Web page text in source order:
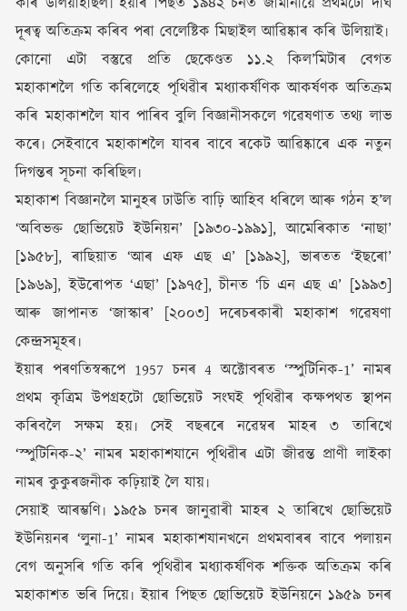
দূৰত্ব অতিক্ৰম কৰিব পৰা বেলেষ্টিক মিছাইল আৱিষ্কাৰ কৰি উলিয়াই৷
কোনো এটা বস্তুৱে প্ৰতি ছেকেণ্ডত ১১.২ কিল’মিটাৰ বেগত
মহাকাশলৈ গতি কৰিলেহে পৃথিৱীৰ মধ্যাকৰ্ষণিক আকৰ্ষণক অতিক্ৰম
কৰি মহাকাশলৈ যাব পাৰিব বুলি বিজ্ঞানীসকলে গৱেষণাত তথ্য লাভ
কৰে৷ সেইবাবে মহাকাশলৈ যাবৰ বাবে ৰকেট আৱিষ্কাৰে এক নতুন
দিগন্তৰ সূচনা কৰিছিল৷
মহাকাশ বিজ্ঞানলৈ মানুহৰ ঢাউতি বাঢ়ি আহিব ধৰিলে আৰু গঠন হ’ল
‘অবিভক্ত ছোভিয়েট ইউনিয়ন’ [১৯৩০-১৯৯১], আমেৰিকাত ‘নাছা’
[১৯৫৮], ৰাছিয়াত ‘আৰ এফ এছ এ’ [১৯৯২], ভাৰতত ‘ইছৰো’
[১৯৬৯], ইউৰোপত ‘এছা’ [১৯৭৫], চীনত ‘চি এন এছ এ’ [১৯৯৩]
আৰু জাপানত ‘জাস্কাৰ’ [২০০৩] দৰেচৰকাৰী মহাকাশ গৱেষণা
কেন্দ্ৰসমূহৰ৷
ইয়াৰ পৰণতিস্বৰূপে 1957 চনৰ 4 অক্টোবৰত ‘স্পুটিনিক-1’ নামৰ
প্ৰথম কৃত্ৰিম উপগ্ৰহটো ছোভিয়েট সংঘই পৃথিৱীৰ কক্ষপথত স্থাপন
কৰিবলৈ সক্ষম হয়৷ সেই বছৰৰে নৱেম্বৰ মাহৰ ৩ তাৰিখে
‘স্পুটিনিক-২’ নামৰ মহাকাশযানে পৃথিৱীৰ এটা জীৱন্ত প্ৰাণী লাইকা
নামৰ কুকুৰজনীক কঢ়িয়াই লৈ যায়৷
সেয়াই আৰম্ভণি৷ ১৯৫৯ চনৰ জানুৱাৰী মাহৰ ২ তাৰিখে ছোভিয়েট
ইউনিয়নৰ ‘লুনা-1’ নামৰ মহাকাশযানখনে প্ৰথমবাৰৰ বাবে পলায়ন
বেগ অনুসৰি গতি কৰি পৃথিৱীৰ মধ্যাকৰ্ষণিক শক্তিক অতিক্ৰম কৰি
মহাকাশত ভৰি দিয়ে৷ ইয়াৰ পিছত ছোভিয়েট ইউনিয়নে ১৯৫৯ চনৰ